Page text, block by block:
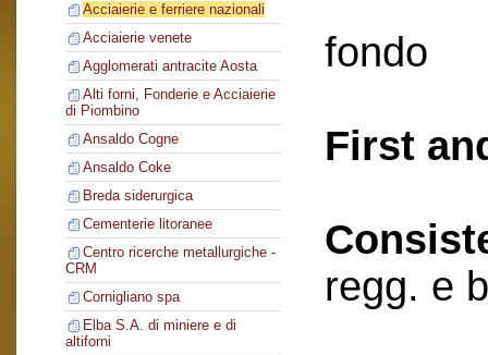
Acciaierie e ferriere nazionali
Acciaierie venete
Agglomerati antracite Aosta
Alti forni, Fonderie e Acciaierie
di Piombino
Ansaldo Cogne
Ansaldo Coke
Breda siderurgica
Cementerie litoranee
Centro ricerche metallurgiche -
CRM
Cornigliano spa
Elba S.A. di miniere e di
altiforni
fondo
First
regg. e